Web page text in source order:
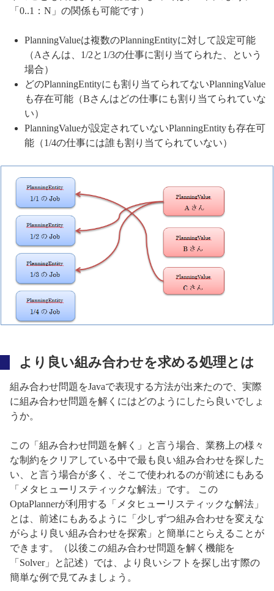
「0..1：N」の関係も可能です）
PlanningValueは複数のPlanningEntityに対して設定可能
（Aさんは、1/2と1/3の仕事に割り当てられた、という
場合）
どのPlanningEntityにも割り当てられてないPlanningValue
も存在可能（Bさんはどの仕事にも割り当てられていな
い）
PlanningValueが設定されていないPlanningEntityも存在可
能（1/4の仕事には誰も割り当てられていない）
より良い組み合わせを求める処理とは
組み合わせ問題をJavaで表現する方法が出来たので、実際
に組み合わせ問題を解くにはどのようにしたら良いでしょ
うか。
この「組み合わせ問題を解く」と言う場合、業務上の様々
な制約をクリアしている中で最も良い組み合わせを探した
い、と言う場合が多く、そこで使われるのが前述にもある
「メタヒューリスティックな解法」です。 この
OptaPlannerが利用する「メタヒューリスティックな解法」
とは、前述にもあるように「少しずつ組み合わせを変えな
がらより良い組み合わせを探索」と簡単にとらえることが
できます。（以後この組み合わせ問題を解く機能を
「Solver」と記述）では、より良いシフトを探し出す際の
簡単な例で見てみましょう。